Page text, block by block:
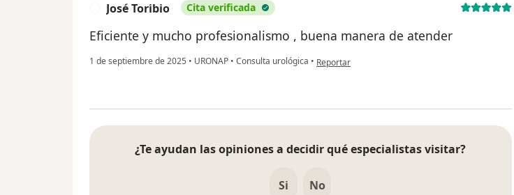
José Toribio Cita verificada
Eficiente y mucho profesionalismo , buena manera de atender
1 de septiembre de 2025 • URONAP • Consulta urológica • en opinión del usuario José Toribio
Reportar
¿Te ayudan las opiniones a decidir qué especialistas visitar?
Si No